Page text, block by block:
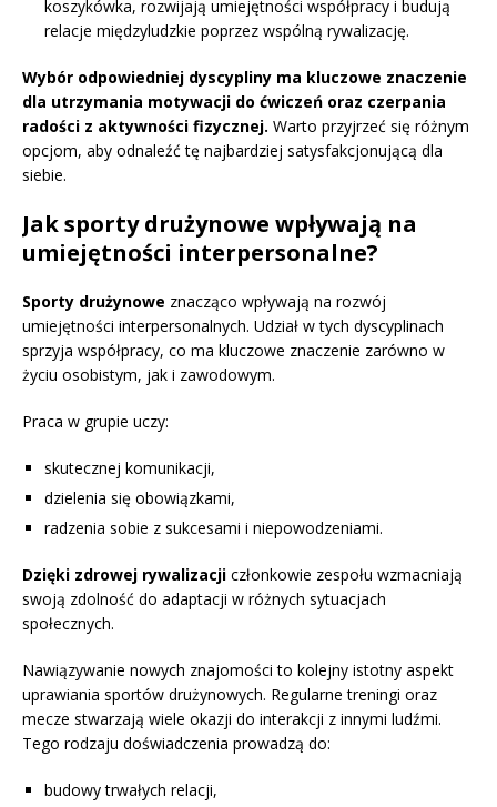
koszykówka, rozwijają umiejętności współpracy i budują
relacje międzyludzkie poprzez wspólną rywalizację.
Wybór odpowiedniej dyscypliny ma kluczowe znaczenie
dla utrzymania motywacji do ćwiczeń oraz czerpania
radości z aktywności fizycznej. Warto przyjrzeć się różnym
opcjom, aby odnaleźć tę najbardziej satysfakcjonującą dla
siebie.
Jak sporty drużynowe wpływają na
umiejętności interpersonalne?
Sporty drużynowe znacząco wpływają na rozwój
umiejętności interpersonalnych. Udział w tych dyscyplinach
sprzyja współpracy, co ma kluczowe znaczenie zarówno w
życiu osobistym, jak i zawodowym.
Praca w grupie uczy:
skutecznej komunikacji,
dzielenia się obowiązkami,
radzenia sobie z sukcesami i niepowodzeniami.
Dzięki zdrowej rywalizacji członkowie zespołu wzmacniają
swoją zdolność do adaptacji w różnych sytuacjach
społecznych.
Nawiązywanie nowych znajomości to kolejny istotny aspekt
uprawiania sportów drużynowych. Regularne treningi oraz
mecze stwarzają wiele okazji do interakcji z innymi ludźmi.
Tego rodzaju doświadczenia prowadzą do:
budowy trwałych relacji,